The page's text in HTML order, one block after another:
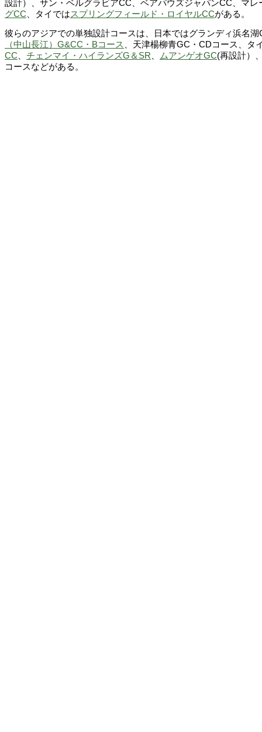
設計）、サン・ベルグラビアCC、ベアパウズジャパンCC、マレ
グCC 、タイではスプリングフィールド・ロイヤルCCがある。
彼らのアジアでの単独設計コースは、日本ではグランディ浜名
（中山長江）G&CC・Bコース 、天津楊柳青GC・CDコース、タ
CC、 チェンマイ・ハイランズG＆SR、 ムアンゲオGC(再設計）
コースなどがある。